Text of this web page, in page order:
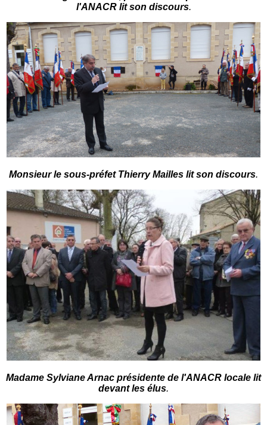
l'ANACR lit son discours.
Monsieur le sous-préfet Thierry Mailles lit son discours.
Madame Sylviane Arnac présidente de l'ANACR locale lit
devant les élus.